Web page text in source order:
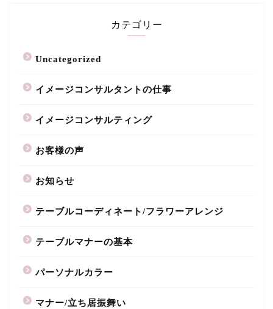
カテゴリー
Uncategorized
イメージコンサルタントの仕事
イメージコンサルティング
お客様の声
お知らせ
テーブルコーディネート/フラワーアレンジ
テーブルマナーの基本
パーソナルカラー
マナー/立ち居振舞い